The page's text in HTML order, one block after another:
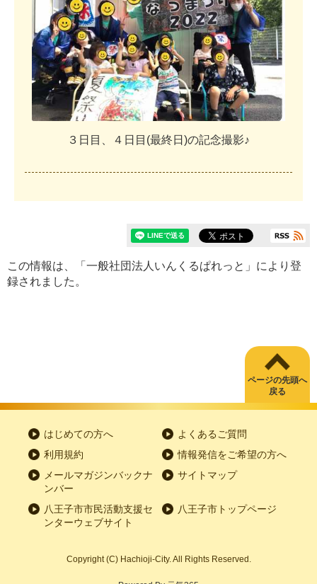
３ 日 目 ４ 日 目 (最終 日 )の記念撮影♪
この情報は、「一般社団法人いんくるぱれっと」により登
録されました。
ページの先頭へ
戻る
はじめての方へ
よくあるご質問
利用規約
情報発信をご希望の方へ
メールマガジンバックナ
ンバー
サイトマップ
八王子市市民活動支援セ
ンターウェブサイト
八王子市トップページ
Copyright (C) Hachioji-City. All Rights Reserved.